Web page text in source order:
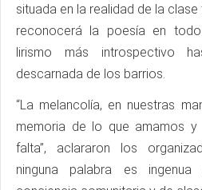
situada en la realidad de la
reconocerá la poesía en
lirismo más introspectivo
descarnada de los barrios.
“La melancolía, en nuestras
memoria de lo que amamos
falta”, aclararon los
ninguna palabra es